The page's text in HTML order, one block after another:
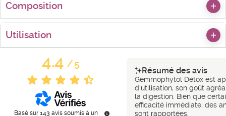
Composition
Utilisation
4.4/5
Basé sur 143 avis soumis à un
Résumé des avis
Gemmophytol Détox est
d'utilisation, son goût
la digestion. Bien que
efficacité immédiate, des
sont rapportées.